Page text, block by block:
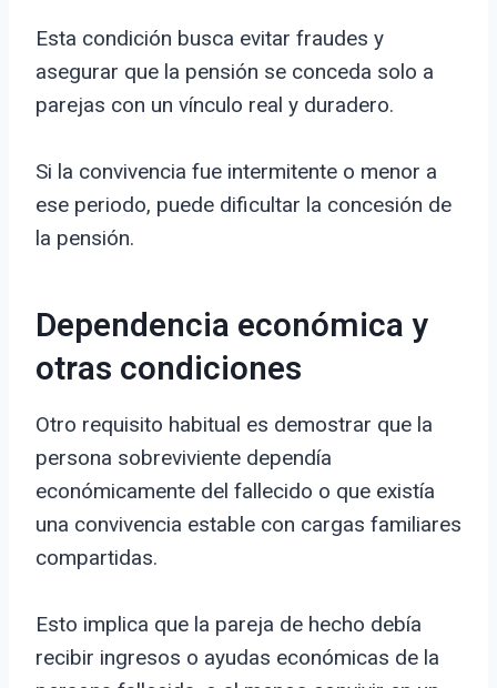
Esta condición busca evitar fraudes y
asegurar que la pensión se conceda solo a
parejas con un vínculo real y duradero.
Si la convivencia fue intermitente o menor a
ese periodo, puede dificultar la concesión de
la pensión.
Dependencia económica y
otras condiciones
Otro requisito habitual es demostrar que la
persona sobreviviente dependía
económicamente del fallecido o que existía
una convivencia estable con cargas familiares
compartidas.
Esto implica que la pareja de hecho debía
recibir ingresos o ayudas económicas de la